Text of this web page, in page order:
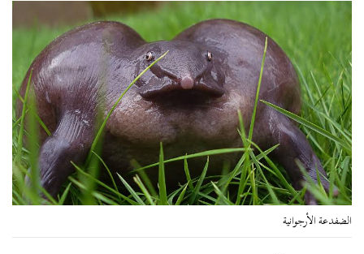
الضفدعة الأرجوانية